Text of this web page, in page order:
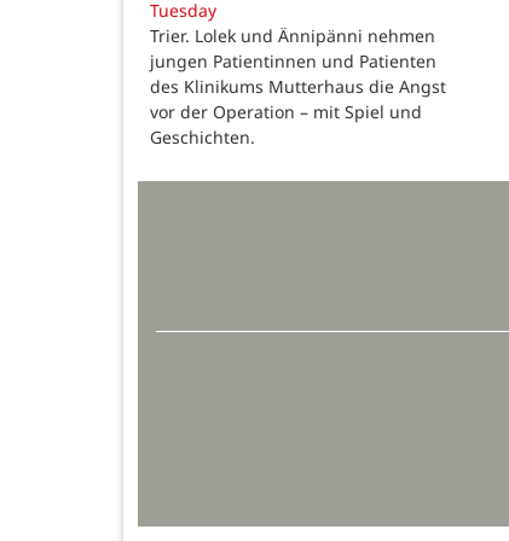
Tuesday
Trier. Lolek und Ännipänni nehmen
jungen Patientinnen und Patienten
des Klinikums Mutterhaus die Angst
vor der Operation – mit Spiel und
Geschichten.